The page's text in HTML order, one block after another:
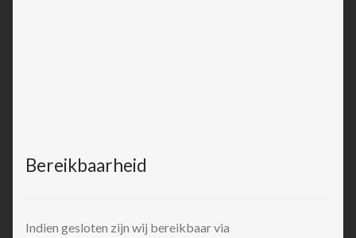
Bereikbaarheid
Indien gesloten zijn wij bereikbaar via